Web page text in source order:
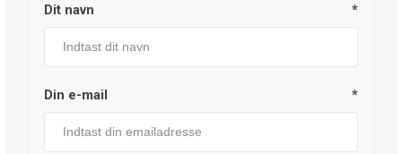
Dit navn *
Din e-mail *